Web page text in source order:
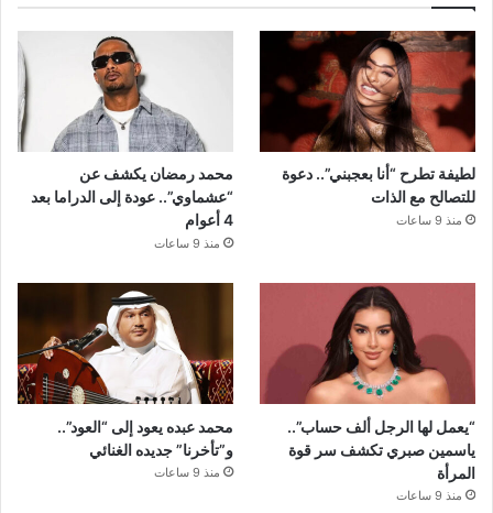
لطيفة تطرح “أنا بعجبني”.. دعوة
للتصالح مع الذات
منذ 9 ساعات
محمد رمضان يكشف عن
“عشماوي”.. عودة إلى الدراما بعد
4 أعوام
منذ 9 ساعات
“يعمل لها الرجل ألف حساب”..
ياسمين صبري تكشف سر قوة
المرأة
منذ 9 ساعات
محمد عبده يعود إلى “العود”..
و”تأخرنا” جديده الغنائي
منذ 9 ساعات